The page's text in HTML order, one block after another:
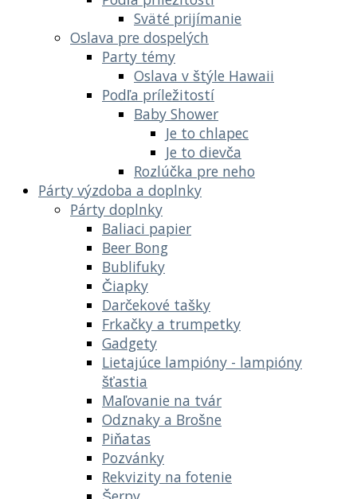
Sväté prijímanie
Oslava pre dospelých
Party témy
Oslava v štýle Hawaii
Podľa príležitostí
Baby Shower
Je to chlapec
Je to dievča
Rozlúčka pre neho
Párty výzdoba a doplnky
Párty doplnky
Baliaci papier
Beer Bong
Bublifuky
Čiapky
Darčekové tašky
Frkačky a trumpetky
Gadgety
Lietajúce lampióny - lampióny
šťastia
Maľovanie na tvár
Odznaky a Brošne
Piňatas
Pozvánky
Rekvizity na fotenie